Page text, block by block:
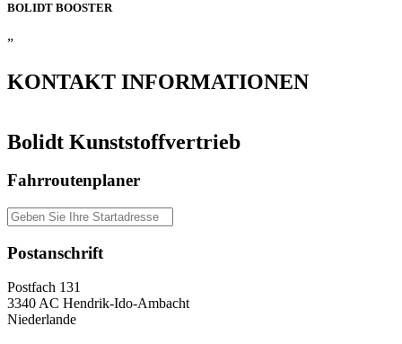
BOLIDT BOOSTER
”
KONTAKT INFORMATIONEN
Bolidt Kunststoffvertrieb
Fahrroutenplaner
Postanschrift
Postfach 131
3340 AC Hendrik-Ido-Ambacht
Niederlande